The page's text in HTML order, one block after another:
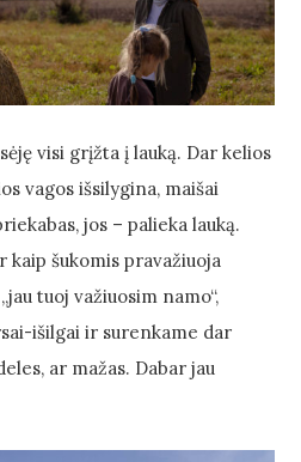
visi grįžta į lauką. Dar kelios
vagos išsilygina, maišai
jos – palieka lauką.
kaip šukomis pravažiuoja
tuoj važiuosim namo“,
išilgai ir surenkame dar
ar mažas. Dabar jau